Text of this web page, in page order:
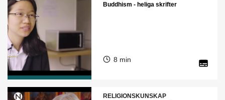
Buddhism - heliga skrifter
8 min
RELIGIONSKUNSKAP